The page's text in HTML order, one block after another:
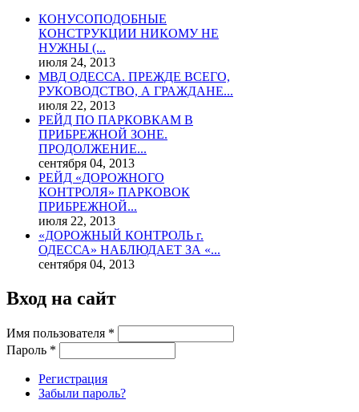
КОНУСОПОДОБНЫЕ
КОНСТРУКЦИИ НИКОМУ НЕ
НУЖНЫ (...
июля 24, 2013
МВД ОДЕССА. ПРЕЖДЕ ВСЕГО,
РУКОВОДСТВО, А ГРАЖДАНЕ...
июля 22, 2013
РЕЙД ПО ПАРКОВКАМ В
ПРИБРЕЖНОЙ ЗОНЕ.
ПРОДОЛЖЕНИЕ...
сентября 04, 2013
РЕЙД «ДОРОЖНОГО
КОНТРОЛЯ» ПАРКОВОК
ПРИБРЕЖНОЙ...
июля 22, 2013
«ДОРОЖНЫЙ КОНТРОЛЬ г.
ОДЕССА» НАБЛЮДАЕТ ЗА «...
сентября 04, 2013
Вход на сайт
Имя пользователя *
Пароль *
Регистрация
Забыли пароль?